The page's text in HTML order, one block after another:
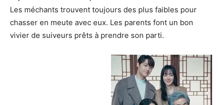
Les méchants trouvent toujours des plus faibles pour
chasser en meute avec eux. Les parents font un bon
vivier de suiveurs prêts à prendre son parti.